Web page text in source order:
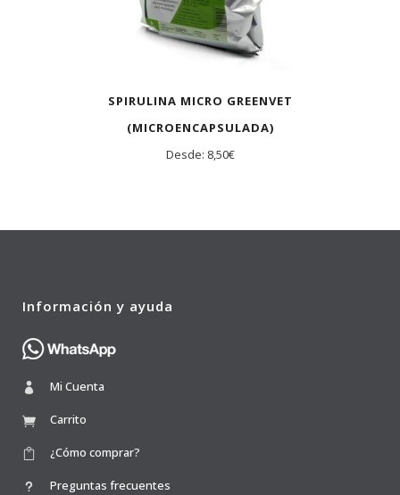
SPIRULINA MICRO GREENVET
(MICROENCAPSULADA)
Desde: 8,50€
Información y ayuda
Mi Cuenta
Carrito
¿Cómo comprar?
Preguntas frecuentes